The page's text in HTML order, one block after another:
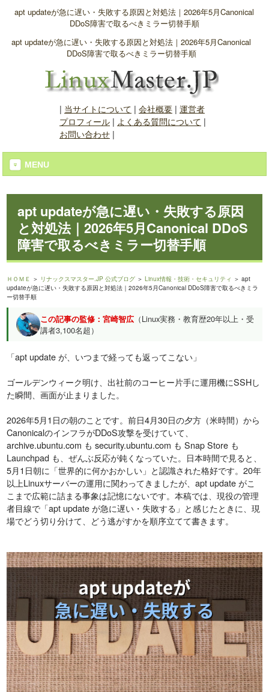
apt updateが急に遅い・失敗する原因と対処法｜2026年5月Canonical
DDoS障害で取るべきミラー切替手順
apt updateが急に遅い・失敗する原因と対処法｜2026年5月Canonical
DDoS障害で取るべきミラー切替手順
| 当サイトについて | 会社概要| 運営者
プロフィール| よくある質問について |
お問い合わせ|
MENU
apt updateが急に遅い・失敗する原因
と対処法｜2026年5月Canonical DDoS
障害で取るべきミラー切替手順
ＨＯＭＥ ＞ リナックスマスター.JP 公式ブログ ＞Linux情報・技術・セキュリティ ＞ apt
updateが急に遅い・失敗する原因と対処法｜2026年5月Canonical DDoS障害で取るべきミラ
ー切替手順
この記事の監修：宮崎智広 （Linux実務・教育歴20年以上・受
講者3,100名超）
「apt update が、いつまで経っても返ってこない」
ゴールデンウィーク明け、出社前のコーヒー片手に運用機にSSHし
た瞬間、画面が止まりました。
2026年5月1日の朝のことです。前日4月30日の夕方（米時間）から
CanonicalのインフラがDDoS攻撃を受けていて、
archive.ubuntu.com も security.ubuntu.com も Snap Store も
Launchpad も、ぜんぶ反応が鈍くなっていた。日本時間で見ると、
5月1日朝に「世界的に何かおかしい」と認識された格好です。20年
以上Linuxサーバーの運用に関わってきましたが、apt update がこ
こまで広範に詰まる事象は記憶にないです。本稿では、現役の管理
者目線で「apt update が急に遅い・失敗する」と感じたときに、現
場でどう切り分けて、どう逃がすかを順序立てて書きます。